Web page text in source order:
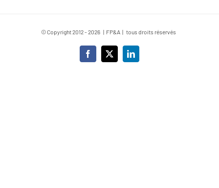
© Copyright 2012 -2026 | FP&A | tous droits réservés
Facebook
X LinkedIn